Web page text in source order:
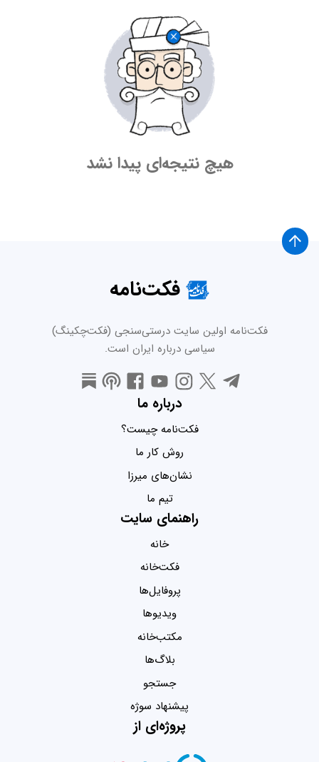
هیچ نتیجه‌ای پیدا نشد
فکت‌نامه
فکت‌نامه اولین سایت درستی‌سنجی (فکت‌چکینگ)
سیاسی درباره ایران است.
درباره ما
فکت‌نامه چیست؟
روش کار ما
نشان‌های میرزا
تیم ما
راهنمای سایت
خانه
فکت‌خانه
پروفایل‌ها
ویدیو‌ها
مکتب‌خانه
بلاگ‌ها
جستجو
پیشنهاد سوژه
پروژه‌ای از